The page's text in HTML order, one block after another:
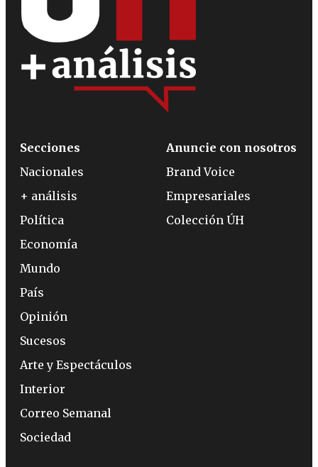
Secciones
Nacionales
+ análisis
Política
Economía
Mundo
País
Opinión
Sucesos
Arte y Espectáculos
Interior
Correo Semanal
Sociedad
Anuncie con nosotros
Brand Voice
Empresariales
Colección ÚH